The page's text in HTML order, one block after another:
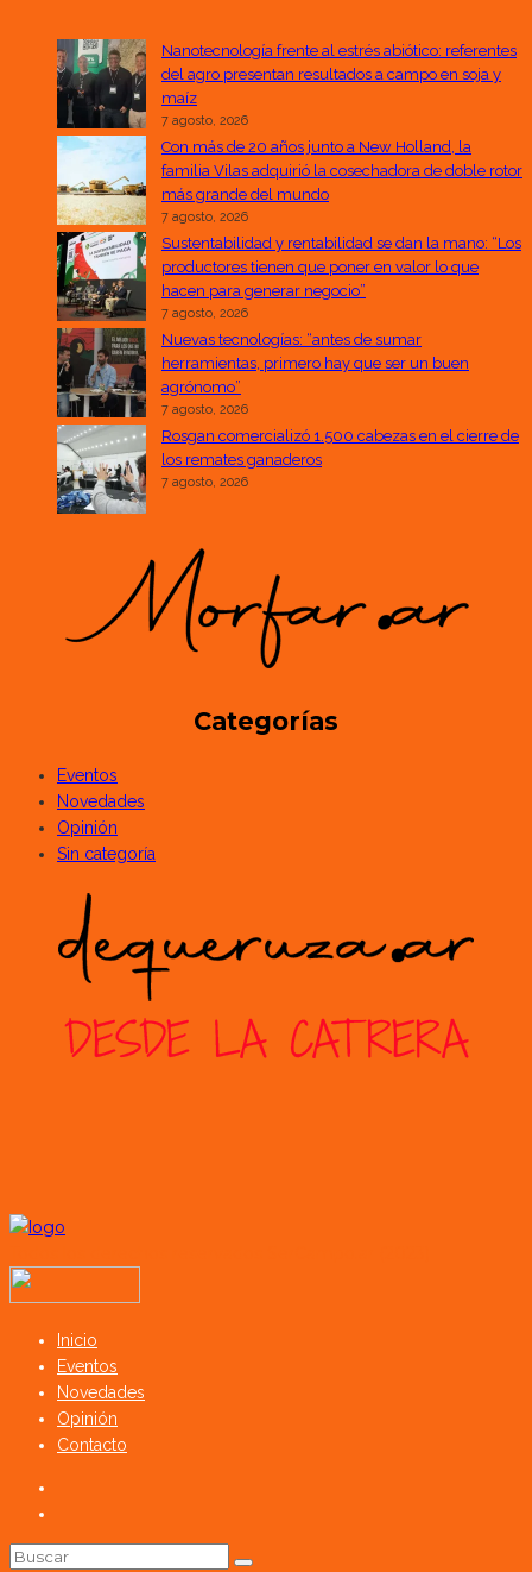
Nanotecnología frente al estrés abiótico: referentes
del agro presentan resultados a campo en soja y
maíz
7 agosto, 2026
Con más de 20 años junto a New Holland, la
familia Vilas adquirió la cosechadora de doble rotor
más grande del mundo
7 agosto, 2026
Sustentabilidad y rentabilidad se dan la mano: “Los
productores tienen que poner en valor lo que
hacen para generar negocio”
7 agosto, 2026
Nuevas tecnologías: “antes de sumar
herramientas, primero hay que ser un buen
agrónomo”
7 agosto, 2026
Rosgan comercializó 1.500 cabezas en el cierre de
los remates ganaderos
7 agosto, 2026
Categorías
Eventos
Novedades
Opinión
Sin categoría
Inicio
Eventos
Novedades
Opinión
Contacto